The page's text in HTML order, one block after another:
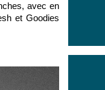
avec en
et Goodies